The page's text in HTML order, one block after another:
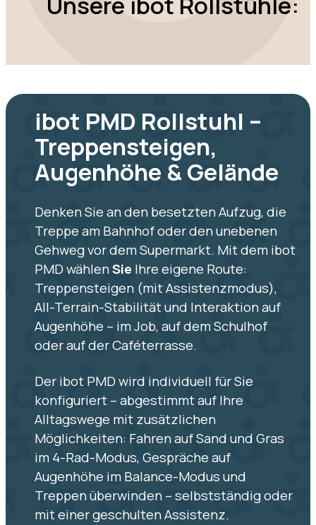
ibot PMD Rollstuhl –
Treppensteigen,
Augenhöhe & Gelände
Denken Sie an den besetzten Aufzug, die
Treppe am Bahnhof oder den unebenen
Gehweg vor dem Supermarkt. Mit dem ibot
PMD wählenSie Ihre eigene Route:
Treppensteigen (mit Assistenzmodus),
All-Terrain-Stabilität und Interaktion auf
Augenhöhe – im Job, auf dem Schulhof
oder auf der Caféterrasse.
Der ibot PMD wird individuell für Sie
konfiguriert – abgestimmt auf Ihre
Alltagswege mit zusätzlichen
Möglichkeiten: Fahren auf Sand und Gras
im 4-Rad-Modus, Gespräche auf
Augenhöhe im Balance-Modus und
Treppen überwinden – selbstständig oder
mit einer geschulten Assistenz.